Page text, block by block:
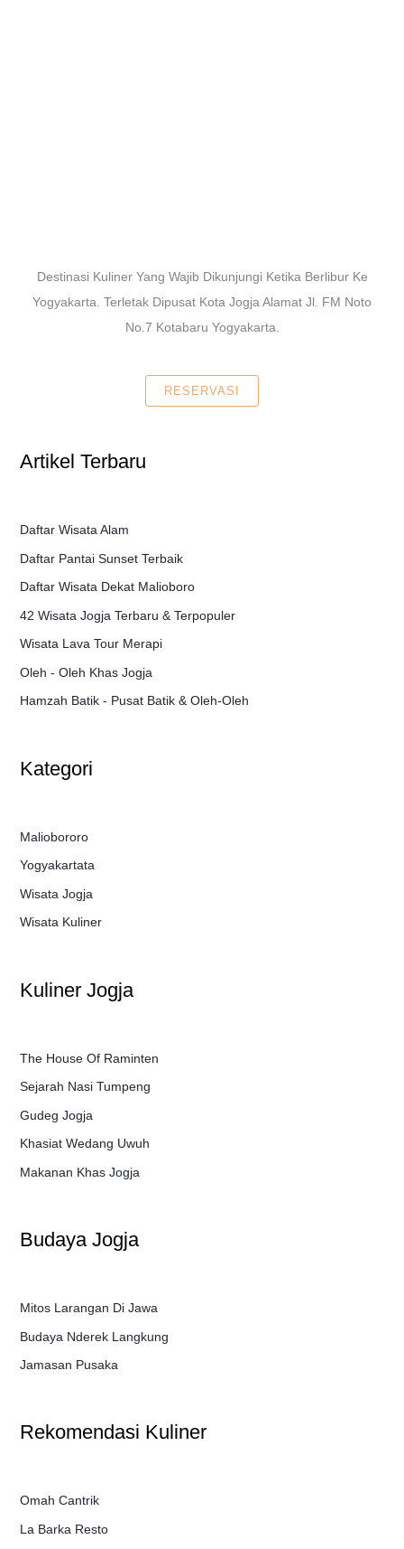
Destinasi Kuliner Yang Wajib Dikunjungi Ketika Berlibur Ke
Yogyakarta. Terletak Dipusat Kota Jogja Alamat Jl. FM Noto
No.7 Kotabaru Yogyakarta.
RESERVASI
Artikel Terbaru
Daftar Wisata Alam
Daftar Pantai Sunset Terbaik
Daftar Wisata Dekat Malioboro
42 Wisata Jogja Terbaru & Terpopuler
Wisata Lava Tour Merapi
Oleh - Oleh Khas Jogja
Hamzah Batik - Pusat Batik & Oleh-Oleh
Kategori
Maliobororo
Yogyakartata
Wisata Jogja
Wisata Kuliner
Kuliner Jogja
The House Of Raminten
Sejarah Nasi Tumpeng
Gudeg Jogja
Khasiat Wedang Uwuh
Makanan Khas Jogja
Budaya Jogja
Mitos Larangan Di Jawa
Budaya Nderek Langkung
Jamasan Pusaka
Rekomendasi Kuliner
Omah Cantrik
La Barka Resto